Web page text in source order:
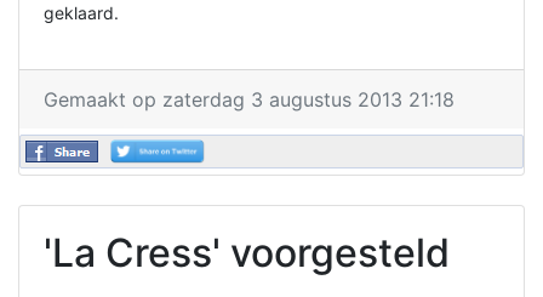
geklaard.
Gemaakt op zaterdag 3 augustus 2013 21:18
'La Cress' voorgesteld